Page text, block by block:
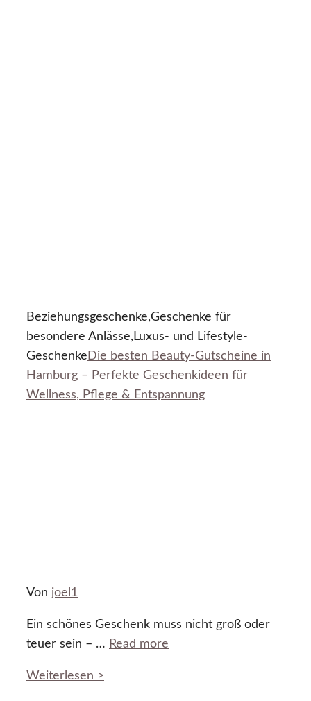
Beziehungsgeschenke,Geschenke für
besondere Anlässe,Luxus- und Lifestyle-
Geschenke Die besten Beauty-Gutscheine in
Hamburg – Perfekte Geschenkideen für
Wellness, Pflege & Entspannung
Von joel1
Ein schönes Geschenk muss nicht groß oder
teuer sein – … Read more
Weiterlesen >